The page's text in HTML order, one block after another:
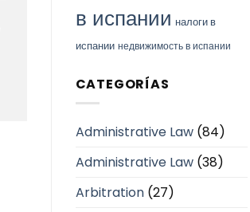
в испании налоги в
испании недвижимость в испании
CATEGORÍAS
Administrative Law(84)
Administrative Law(38)
Arbitration(27)